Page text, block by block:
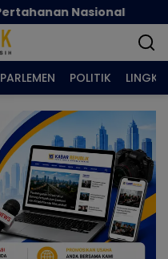
Nilai
PARLEMEN POLITIK